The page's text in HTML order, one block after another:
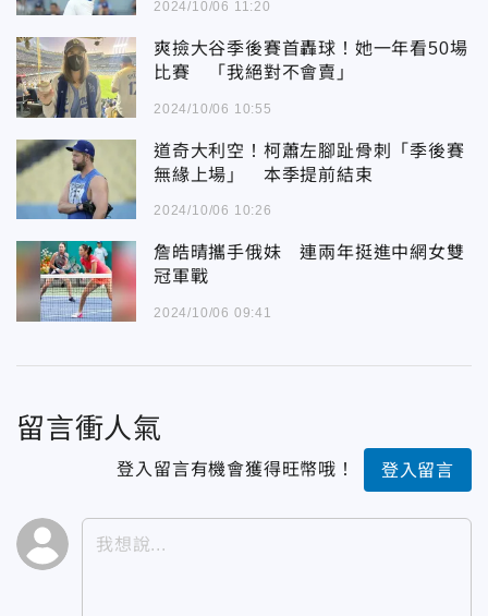
2024/10/06 11:20
爽撿大谷季後賽首轟球！她一年看50場
比賽 「我絕對不會賣」
2024/10/06 10:55
道奇大利空！柯蕭左腳趾骨刺「季後賽
無緣上場」 本季提前結束
2024/10/06 10:26
詹皓晴攜手俄妹 連兩年挺進中網女雙
冠軍戰
2024/10/06 09:41
留言衝人氣
登入留言有機會獲得旺幣哦！ 登入留言